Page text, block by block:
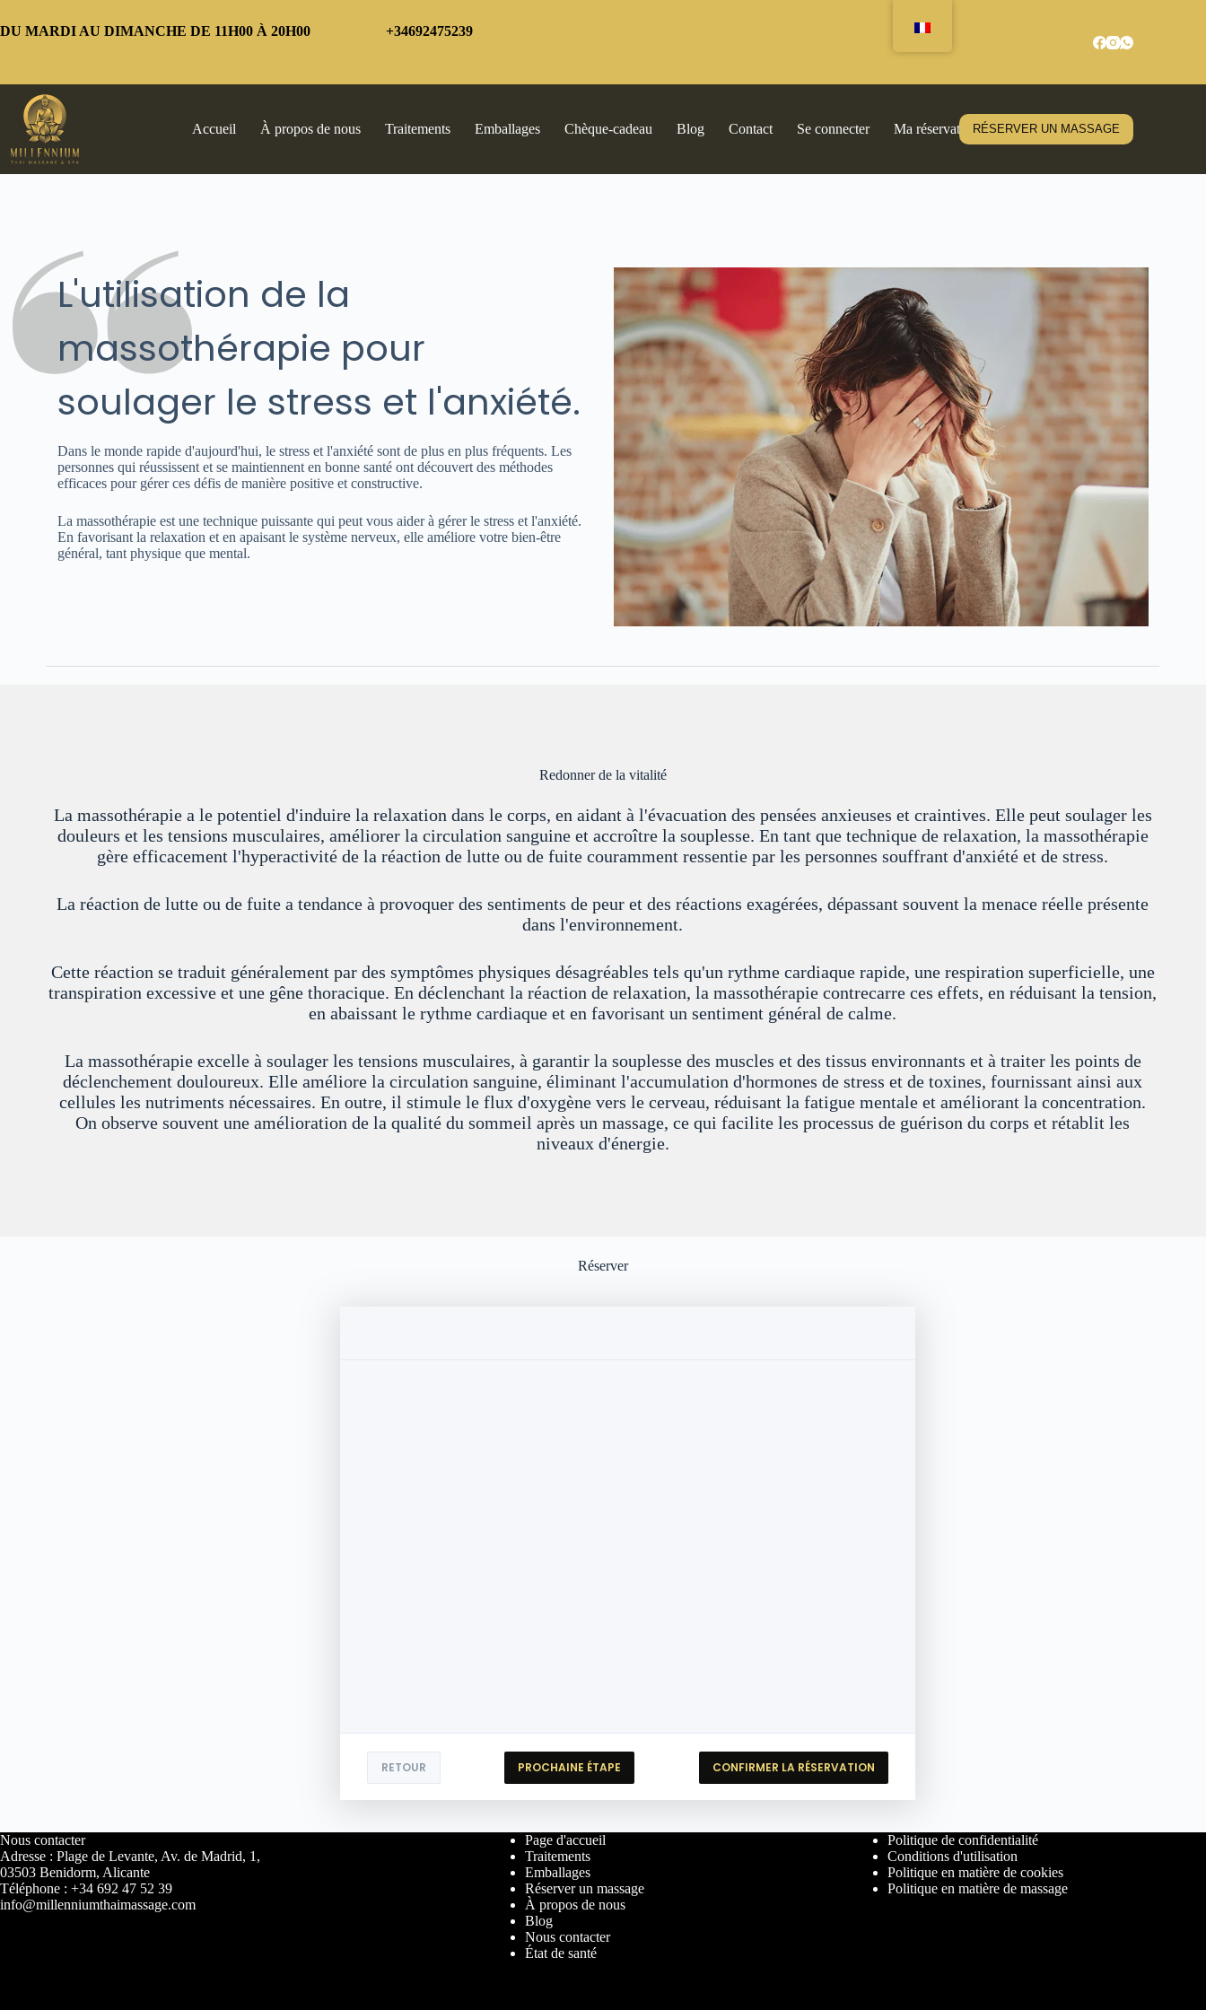
au
contenu
DU MARDI AU DIMANCHE DE 11H00 À 20H00 +34692475239
Accueil À propos de nous Traitements Emballages Chèque-cadeau Blog Contact Se connecter Ma réservationRÉSERVER UN MASSAGE
L'utilisation de la
massothérapie pour
soulager le stress et l'anxiété.
Dans le monde rapide d'aujourd'hui, le stress et l'anxiété sont de plus en plus fréquents. Les
personnes qui réussissent et se maintiennent en bonne santé ont découvert des méthodes
efficaces pour gérer ces défis de manière positive et constructive.
La massothérapie est une technique puissante qui peut vous aider à gérer le stress et l'anxiété.
En favorisant la relaxation et en apaisant le système nerveux, elle améliore votre bien-être
général, tant physique que mental.
Redonner de la vitalité
La massothérapie a le potentiel d'induire la relaxation dans le corps, en aidant à l'évacuation des pensées anxieuses et craintives. Elle peut soulager les
douleurs et les tensions musculaires, améliorer la circulation sanguine et accroître la souplesse. En tant que technique de relaxation, la massothérapie
gère efficacement l'hyperactivité de la réaction de lutte ou de fuite couramment ressentie par les personnes souffrant d'anxiété et de stress.
La réaction de lutte ou de fuite a tendance à provoquer des sentiments de peur et des réactions exagérées, dépassant souvent la menace réelle présente
dans l'environnement.
Cette réaction se traduit généralement par des symptômes physiques désagréables tels qu'un rythme cardiaque rapide, une respiration superficielle, une
transpiration excessive et une gêne thoracique. En déclenchant la réaction de relaxation, la massothérapie contrecarre ces effets, en réduisant la tension,
en abaissant le rythme cardiaque et en favorisant un sentiment général de calme.
La massothérapie excelle à soulager les tensions musculaires, à garantir la souplesse des muscles et des tissus environnants et à traiter les points de
déclenchement douloureux. Elle améliore la circulation sanguine, éliminant l'accumulation d'hormones de stress et de toxines, fournissant ainsi aux
cellules les nutriments nécessaires. En outre, il stimule le flux d'oxygène vers le cerveau, réduisant la fatigue mentale et améliorant la concentration.
On observe souvent une amélioration de la qualité du sommeil après un massage, ce qui facilite les processus de guérison du corps et rétablit les
niveaux d'énergie.
Réserver
RETOUR PROCHAINE ÉTAPE CONFIRMER LA RÉSERVATION
Nous contacter
Adresse : Plage de Levante, Av. de Madrid, 1,
03503 Benidorm, Alicante
Téléphone : +34 692 47 52 39
info@millenniumthaimassage.com
Page d'accueil
Traitements
Emballages
Réserver un massage
À propos de nous
Blog
Nous contacter
État de santé
Politique de confidentialité
Conditions d'utilisation
Politique en matière de cookies
Politique en matière de massage